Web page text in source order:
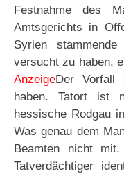
Festnahme des
Amtsgerichts in
Syrien
versucht zu haben,
AnzeigeDer
haben. Tatort ist
hessische Rodgau
Was genau dem
Beamten nicht
Tatverdächtiger